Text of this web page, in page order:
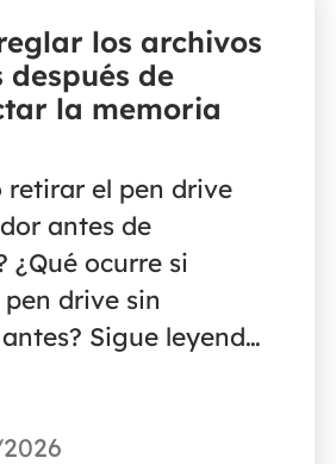
los archivos
de
la memoria
retirar el pen drive
antes de
¿Qué ocurre si
drive sin
Sigue leyendo
memoria USB sin